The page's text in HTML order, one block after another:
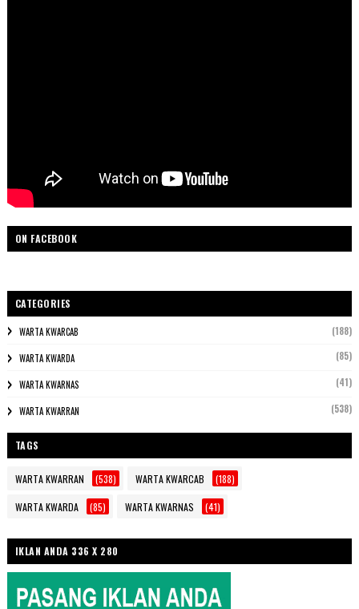
ON FACEBOOK
CATEGORIES
WARTA KWARCAB (188)
WARTA KWARDA (85)
WARTA KWARNAS (41)
WARTA KWARRAN (538)
TAGS
WARTA KWARRAN (538) WARTA KWARCAB (188)
WARTA KWARDA (85) WARTA KWARNAS (41)
IKLAN ANDA 336 X 280